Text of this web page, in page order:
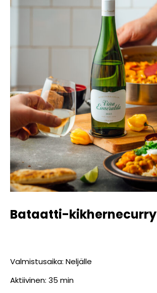
Bataatti-kikhernecurry
Valmistusaika: Neljälle
Aktiivinen: 35 min